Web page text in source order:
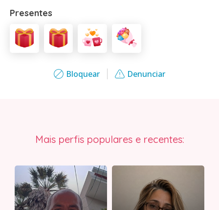
Bloquear Denunciar
Presentes
Mais perfis populares e recentes: